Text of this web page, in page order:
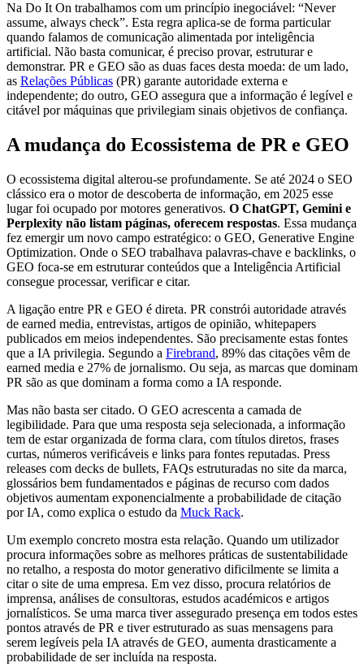
Na Do It On trabalhamos com um princípio inegociável: “Never
assume, always check”. Esta regra aplica-se de forma particular
quando falamos de comunicação alimentada por inteligência
artificial. Não basta comunicar, é preciso provar, estruturar e
demonstrar. PR e GEO são as duas faces desta moeda: de um lado,
as Relações Públicas (PR) garante autoridade externa e
independente; do outro, GEO assegura que a informação é legível e
citável por máquinas que privilegiam sinais objetivos de confiança.
A mudança do Ecossistema de PR e GEO
O ecossistema digital alterou-se profundamente. Se até 2024 o SEO
clássico era o motor de descoberta de informação, em 2025 esse
lugar foi ocupado por motores generativos. O ChatGPT, Gemini e
Perplexity não listam páginas, oferecem respostas. Essa mudança
fez emergir um novo campo estratégico: o GEO, Generative Engine
Optimization. Onde o SEO trabalhava palavras-chave e backlinks, o
GEO foca-se em estruturar conteúdos que a Inteligência Artificial
consegue processar, verificar e citar.
A ligação entre PR e GEO é direta. PR constrói autoridade através
de earned media, entrevistas, artigos de opinião, whitepapers
publicados em meios independentes. São precisamente estas fontes
que a IA privilegia. Segundo a Firebrand, 89% das citações vêm de
earned media e 27% de jornalismo. Ou seja, as marcas que dominam
PR são as que dominam a forma como a IA responde.
Mas não basta ser citado. O GEO acrescenta a camada de
legibilidade. Para que uma resposta seja selecionada, a informação
tem de estar organizada de forma clara, com títulos diretos, frases
curtas, números verificáveis e links para fontes reputadas. Press
releases com decks de bullets, FAQs estruturadas no site da marca,
glossários bem fundamentados e páginas de recurso com dados
objetivos aumentam exponencialmente a probabilidade de citação
por IA, como explica o estudo da Muck Rack.
Um exemplo concreto mostra esta relação. Quando um utilizador
procura informações sobre as melhores práticas de sustentabilidade
no retalho, a resposta do motor generativo dificilmente se limita a
citar o site de uma empresa. Em vez disso, procura relatórios de
imprensa, análises de consultoras, estudos académicos e artigos
jornalísticos. Se uma marca tiver assegurado presença em todos estes
pontos através de PR e tiver estruturado as suas mensagens para
serem legíveis pela IA através de GEO, aumenta drasticamente a
probabilidade de ser incluída na resposta.